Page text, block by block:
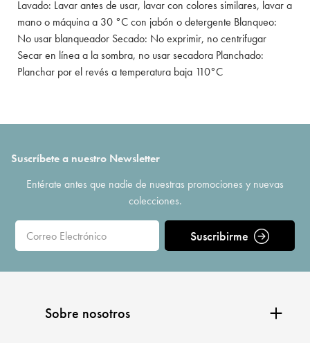
Lavado: Lavar antes de usar, lavar con colores similares, lavar a
mano o máquina a 30 °C con jabón o detergente Blanqueo:
No usar blanqueador Secado: No exprimir, no centrifugar
Secar en línea a la sombra, no usar secadora Planchado:
Planchar por el revés a temperatura baja 110°C
Suscríbete a nuestro Newsletter
Entérate antes que nadie de nuestras promociones y nuevas
colecciones.
Suscribirme
Sobre nosotros